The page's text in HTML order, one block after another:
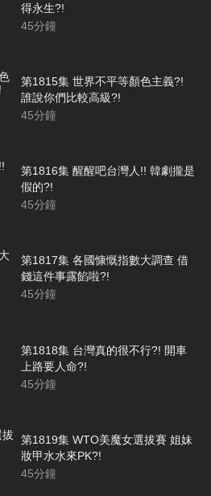
得永生?!
45分鐘
第1815集 世界不平等顏色主義?!
誰說你們比較高級?!
45分鐘
第1816集 醒醒吧台灣人!! 韓劇攏是
假的?!
45分鐘
第1817集 各國慷慨指數大調查 借
錢這件事露餡啦?!
45分鐘
第1818集 台灣真的很不行?! 開車
上路要人命?!
45分鐘
第1819集 WTO美魔女選拔賽 姐妹
妝甲水水來PK?!
45分鐘